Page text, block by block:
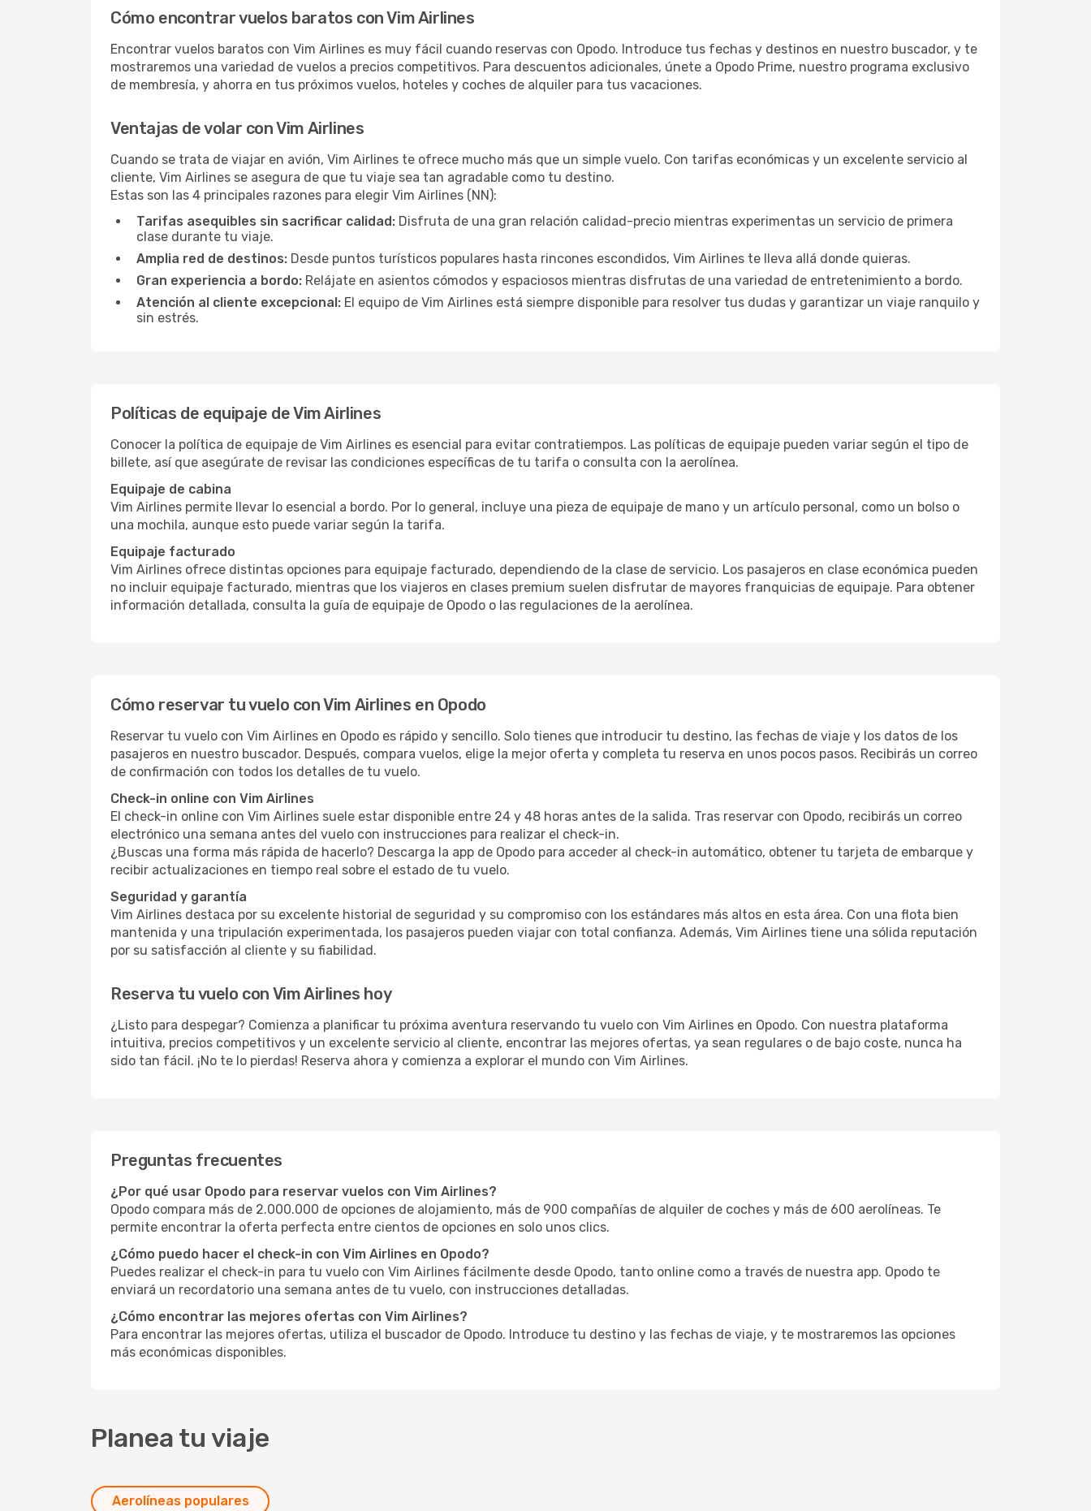
Cómo encontrar vuelos baratos con Vim Airlines
Encontrar vuelos baratos con Vim Airlines es muy fácil cuando reservas con Opodo. Introduce tus fechas y destinos en nuestro buscador, y te
mostraremos una variedad de vuelos a precios competitivos. Para descuentos adicionales, únete a Opodo Prime, nuestro programa exclusivo
de membresía, y ahorra en tus próximos vuelos, hoteles y coches de alquiler para tus vacaciones.
Ventajas de volar con Vim Airlines
Cuando se trata de viajar en avión, Vim Airlines te ofrece mucho más que un simple vuelo. Con tarifas económicas y un excelente servicio al
cliente, Vim Airlines se asegura de que tu viaje sea tan agradable como tu destino.
Estas son las 4 principales razones para elegir Vim Airlines (NN):
Tarifas asequibles sin sacrificar calidad: Disfruta de una gran relación calidad-precio mientras experimentas un servicio de primera
clase durante tu viaje.
Amplia red de destinos: Desde puntos turísticos populares hasta rincones escondidos, Vim Airlines te lleva allá donde quieras.
Gran experiencia a bordo: Relájate en asientos cómodos y espaciosos mientras disfrutas de una variedad de entretenimiento a bordo.
Atención al cliente excepcional: El equipo de Vim Airlines está siempre disponible para resolver tus dudas y garantizar un viaje ranquilo y
sin estrés.
Políticas de equipaje de Vim Airlines
Conocer la política de equipaje de Vim Airlines es esencial para evitar contratiempos. Las políticas de equipaje pueden variar según el tipo de
billete, así que asegúrate de revisar las condiciones específicas de tu tarifa o consulta con la aerolínea.
Equipaje de cabina
Vim Airlines permite llevar lo esencial a bordo. Por lo general, incluye una pieza de equipaje de mano y un artículo personal, como un bolso o
una mochila, aunque esto puede variar según la tarifa.
Equipaje facturado
Vim Airlines ofrece distintas opciones para equipaje facturado, dependiendo de la clase de servicio. Los pasajeros en clase económica pueden
no incluir equipaje facturado, mientras que los viajeros en clases premium suelen disfrutar de mayores franquicias de equipaje. Para obtener
información detallada, consulta la guía de equipaje de Opodo o las regulaciones de la aerolínea.
Cómo reservar tu vuelo con Vim Airlines en Opodo
Reservar tu vuelo con Vim Airlines en Opodo es rápido y sencillo. Solo tienes que introducir tu destino, las fechas de viaje y los datos de los
pasajeros en nuestro buscador. Después, compara vuelos, elige la mejor oferta y completa tu reserva en unos pocos pasos. Recibirás un correo
de confirmación con todos los detalles de tu vuelo.
Check-in online con Vim Airlines
El check-in online con Vim Airlines suele estar disponible entre 24 y 48 horas antes de la salida. Tras reservar con Opodo, recibirás un correo
electrónico una semana antes del vuelo con instrucciones para realizar el check-in.
¿Buscas una forma más rápida de hacerlo? Descarga la app de Opodo para acceder al check-in automático, obtener tu tarjeta de embarque y
recibir actualizaciones en tiempo real sobre el estado de tu vuelo.
Seguridad y garantía
Vim Airlines destaca por su excelente historial de seguridad y su compromiso con los estándares más altos en esta área. Con una flota bien
mantenida y una tripulación experimentada, los pasajeros pueden viajar con total confianza. Además, Vim Airlines tiene una sólida reputación
por su satisfacción al cliente y su fiabilidad.
Reserva tu vuelo con Vim Airlines hoy
¿Listo para despegar? Comienza a planificar tu próxima aventura reservando tu vuelo con Vim Airlines en Opodo. Con nuestra plataforma
intuitiva, precios competitivos y un excelente servicio al cliente, encontrar las mejores ofertas, ya sean regulares o de bajo coste, nunca ha
sido tan fácil. ¡No te lo pierdas! Reserva ahora y comienza a explorar el mundo con Vim Airlines.
Preguntas frecuentes
¿Por qué usar Opodo para reservar vuelos con Vim Airlines?
Opodo compara más de 2.000.000 de opciones de alojamiento, más de 900 compañías de alquiler de coches y más de 600 aerolíneas. Te
permite encontrar la oferta perfecta entre cientos de opciones en solo unos clics.
¿Cómo puedo hacer el check-in con Vim Airlines en Opodo?
Puedes realizar el check-in para tu vuelo con Vim Airlines fácilmente desde Opodo, tanto online como a través de nuestra app. Opodo te
enviará un recordatorio una semana antes de tu vuelo, con instrucciones detalladas.
¿Cómo encontrar las mejores ofertas con Vim Airlines?
Para encontrar las mejores ofertas, utiliza el buscador de Opodo. Introduce tu destino y las fechas de viaje, y te mostraremos las opciones
más económicas disponibles.
Planea tu viaje
Aerolíneas populares